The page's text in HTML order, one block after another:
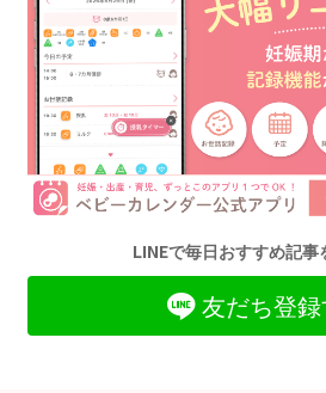
LINEで毎日おすすめ記事
友だち登